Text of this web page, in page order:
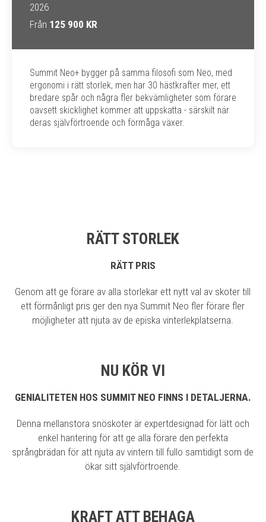
2026
Från 125 900 KR
Summit Neo+ bygger på samma filosofi som Neo, med
ergonomi i rätt storlek, men har 30 hästkrafter mer, ett
bredare spår och några fler bekvämligheter som förare
oavsett skicklighet kommer att uppskatta - särskilt när
deras självförtroende och förmåga växer.
RÄTT STORLEK
RÄTT PRIS
Genom att ge förare av alla storlekar ett nytt val av skoter till
ett förmånligt pris ger den nya Summit Neo fler förare fler
möjligheter att njuta av de episka vinterlekplatserna.
NU KÖR VI
GENIALITETEN HOS SUMMIT NEO FINNS I DETALJERNA.
Denna mellanstora snöskoter är expertdesignad för lätt och
enkel hantering för att ge alla förare den perfekta
språngbrädan för att njuta av vintern till fullo samtidigt som de
ökar sitt självförtroende.
KRAFT ATT BEHAGA